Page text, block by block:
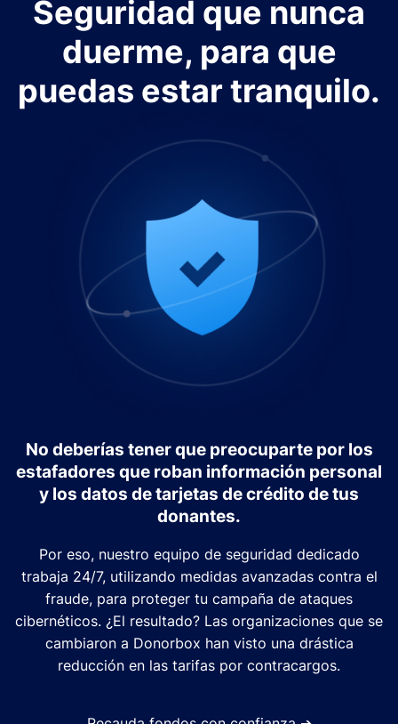
Seguridad que nunca
duerme, para que
puedas estar tranquilo.
No deberías tener que preocuparte por los
estafadores que roban información personal
y los datos de tarjetas de crédito de tus
donantes.
Por eso, nuestro equipo de seguridad dedicado
trabaja 24/7, utilizando medidas avanzadas contra el
fraude, para proteger tu campaña de ataques
cibernéticos. ¿El resultado? Las organizaciones que se
cambiaron a Donorbox han visto una drástica
reducción en las tarifas por contracargos.